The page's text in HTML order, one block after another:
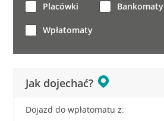
Jak dojechać?
Dojazd do wpłatomatu z:
Placówki Bankomaty
Wpłatomaty